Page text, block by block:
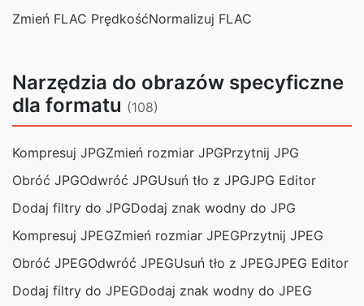
Zmień FLAC PrędkośćNormalizuj FLAC
Narzędzia do obrazów specyficzne
dla formatu (108)
Kompresuj JPGZmień rozmiar JPGPrzytnij JPG
Obróć JPGOdwróć JPGUsuń tło z JPGJPG Editor
Dodaj filtry do JPGDodaj znak wodny do JPG
Kompresuj JPEGZmień rozmiar JPEGPrzytnij JPEG
Obróć JPEGOdwróć JPEGUsuń tło z JPEGJPEG Editor
Dodaj filtry do JPEGDodaj znak wodny do JPEG